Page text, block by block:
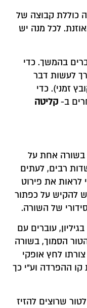
כוללת קבוצה של
לכל מנה יש
בהמשך. כדי
לעשות דבר
זמני). כדי
ב- קליטה
בשורה אחת על
רבים, לעתים
לראות את פירוט
להקיש על כפתור
של השורה.
עוברים עם
הסמוך, בשורה
לחץ אופקי
קו ההפרדה וע"י כך
שרוצים להזיז